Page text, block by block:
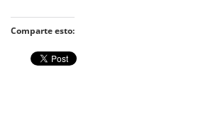
Comparte esto: